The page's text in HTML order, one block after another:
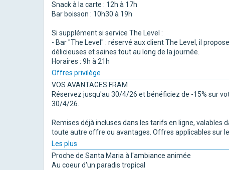
Snack à la carte : 12h à 17h
Bar boisson : 10h30 à 19h
Si supplément si service The Level :
- Bar "The Level" : réservé aux client The Level, il
délicieuses et saines tout au long de la journée.
Horaires : 9h à 21h
Offres privilège
VOS AVANTAGES FRAM
Réservez jusqu'au 30/4/26 et bénéficiez de -15% sur
30/4/26.
Remises déjà incluses dans les tarifs en ligne, valables
toute autre offre ou avantages. Offres applicables sur
Les plus
Proche de Santa Maria à l'ambiance animée
Au coeur d'un paradis tropical